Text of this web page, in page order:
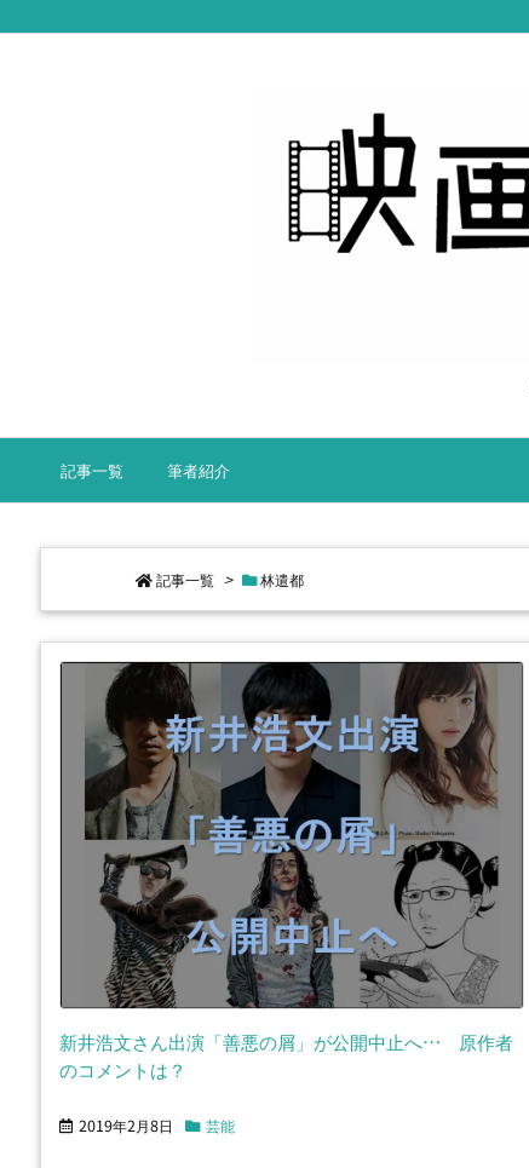
記事一覧 筆者紹介
記事一覧 > 林遣都
新井浩文さん出演「善悪の屑」が公開中止へ… 原作者
のコメントは？
2019年2月8日 芸能